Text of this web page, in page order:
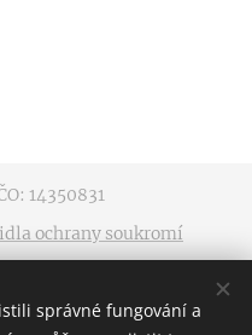
14350831
ochrany soukromí
správné fungování a